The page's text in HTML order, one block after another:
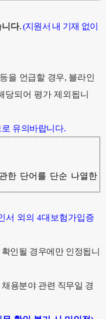
니다.(지원서 내 기재 없이
을 언급할 경우, 블라인
당되어 평가 제외됩니
유의바랍니다.
한 단어를 단순 나열한
서 외의 4대보험가입증
인될 경우에만 인정됩니
채용분야 관련 직무일 경